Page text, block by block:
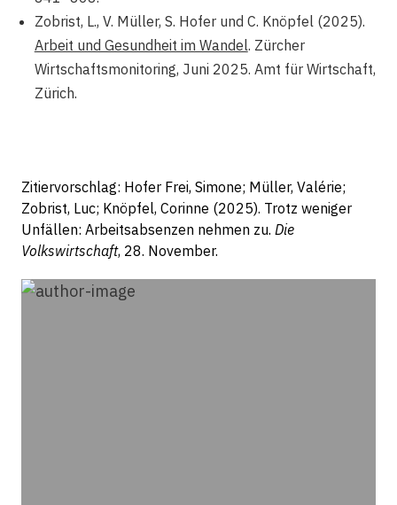
Zobrist, L., V. Müller, S. Hofer und C. Knöpfel (2025).
Arbeit und Gesundheit im Wandel. Zürcher
Wirtschaftsmonitoring, Juni 2025. Amt für Wirtschaft,
Zürich.
Zitiervorschlag: Hofer Frei, Simone; Müller, Valérie;
Zobrist, Luc; Knöpfel, Corinne (2025). Trotz weniger
Unfällen: Arbeitsabsenzen nehmen zu. Die
Volkswirtschaft, 28. November.